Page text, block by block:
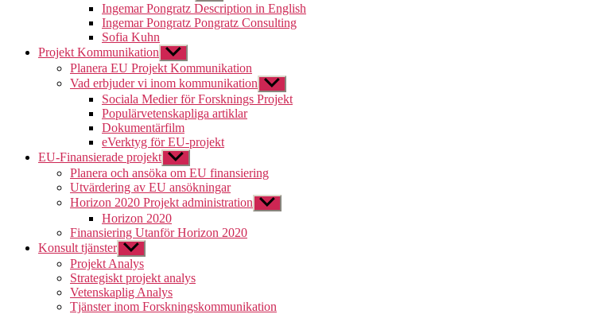
sub
menu
Ingemar Pongratz Description in English
Ingemar Pongratz Pongratz Consulting
Sofia Kuhn
Projekt Kommunikation Show
sub
menu
Planera EU Projekt Kommunikation
Vad erbjuder vi inom kommunikation Show
sub
menu
Sociala Medier för Forsknings Projekt
Populärvetenskapliga artiklar
Dokumentärfilm
eVerktyg för EU-projekt
EU-Finansierade projekt Show
sub
menu
Planera och ansöka om EU finansiering
Utvärdering av EU ansökningar
Horizon 2020 Projekt administration Show
sub
Horizon 2020
Finansiering Utanför Horizon 2020
Konsult tjänster Show
sub
menu
Projekt Analys
Strategiskt projekt analys
Vetenskaplig Analys
Tjänster inom Forskningskommunikation